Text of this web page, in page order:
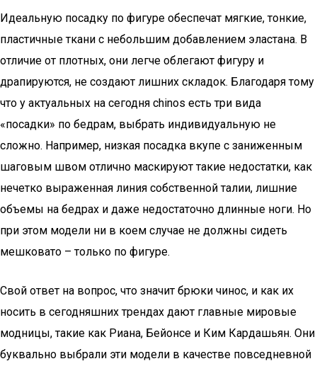
Идеальную посадку по фигуре обеспечат мягкие, тонкие,
пластичные ткани с небольшим добавлением эластана. В
отличие от плотных, они легче облегают фигуру и
драпируются, не создают лишних складок. Благодаря тому
что у актуальных на сегодня сhinos есть три вида
«посадки» по бедрам, выбрать индивидуальную не
сложно. Например, низкая посадка вкупе с заниженным
шаговым швом отлично маскируют такие недостатки, как
нечетко выраженная линия собственной талии, лишние
объемы на бедрах и даже недостаточно длинные ноги. Но
при этом модели ни в коем случае не должны сидеть
мешковато – только по фигуре.
Свой ответ на вопрос, что значит брюки чинос, и как их
носить в сегодняшних трендах дают главные мировые
модницы, такие как Риана, Бейонсе и Ким Кардашьян. Они
буквально выбрали эти модели в качестве повседневной